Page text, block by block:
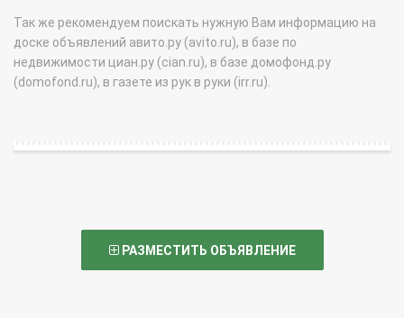
Так же рекомендуем поискать нужную Вам информацию на
доске объявлений авито.ру (avito.ru), в базе по
недвижимости циан.ру (cian.ru), в базе домофонд.ру
(domofond.ru), в газете из рук в руки (irr.ru).
РАЗМЕСТИТЬ ОБЪЯВЛЕНИЕ